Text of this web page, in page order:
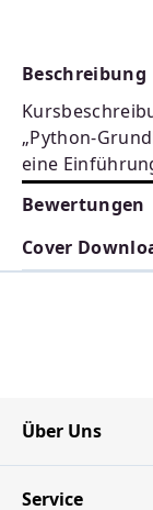
Beschreibung
„Python-
eine
Bewertungen
Cover
Über Uns
Service